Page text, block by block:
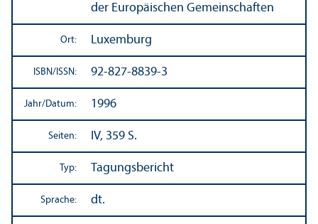
der Europäischen Gemeinschaften
Ort: Luxemburg
ISBN/ ISSN: 92-827-8839-3
Jahr/Datum: 1996
Seiten: IV, 359 S.
Typ: Tagungs­bericht
Sprache: dt.